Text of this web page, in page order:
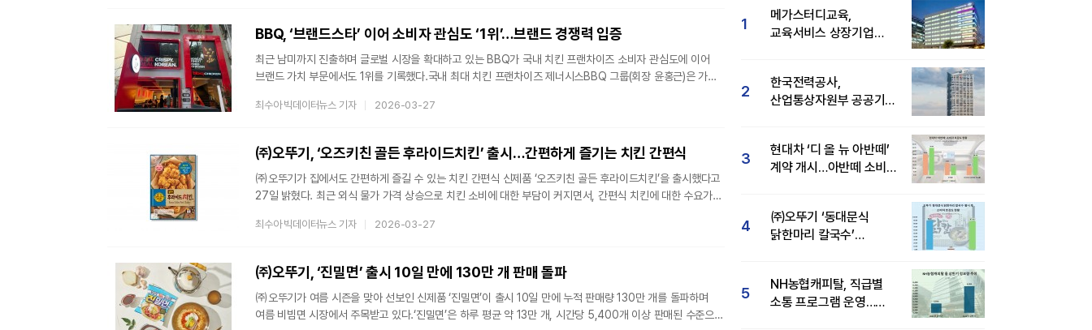
현장에서 즐길 수 있는 프로그램을 강화해 축제의 재미를 더했다.와인과 함께 즐길 수 있는 먹거리 구성도
BBQ, ‘브랜드스타’ 이어 소비자 관심도 ‘1위’…브랜드 경쟁력 입증
최근 남미까지 진출하며 글로벌 시장을 확대하고 있는 BBQ가 국내 치킨 프랜차이즈 소비자 관심도에 이어
브랜드 가치 부문에서도 1위를 기록했다.국내 최대 치킨 프랜차이즈 제너시스BBQ 그룹(회장 윤홍근)은 가치
1위에 선정됐으며, 여론조사기관인 데이터앤리서치가 발표한 국내 주요 치킨 브랜드 가운데 소비자
대한민국 브랜드스타’에서 치킨 프랜차이즈 부문 1위에 선정됐다. 이로써 BBQ는 해당 부문에서 12년 연속
1위를 달
최수아 빅데이터뉴스 기자 2026-03-27
㈜오뚜기, ‘오즈키친 골든 후라이드치킨’ 출시…간편하게 즐기는 치킨 간편식
㈜오뚜기가 집에서도 간편하게 즐길 수 있는 치킨 간편식 신제품 ‘오즈키친 골든 후라이드치킨’을 출시했다고
27일 밝혔다. 최근 외식 물가 가격 상승으로 치킨 소비에 대한 부담이 커지면서, 간편식 치킨에 대한 수요가
‘오즈키친 골든 후라이드치킨’은 물결무늬 튀김옷을 입혀 바삭한 식감을 구현한 것이 특징이다. 바삭하게
풍부한 육즙을 살렸다. 고소한 풍미와 은은한 매콤함을 더해 균형 잡힌 맛을 완성했다. 조리 과정도 간편
최수아 빅데이터뉴스 기자 2026-03-27
㈜오뚜기, ‘진밀면’ 출시 10일 만에 130만 개 판매 돌파
㈜오뚜기가 여름 시즌을 맞아 선보인 신제품 ‘진밀면’이 출시 10일 만에 누적 판매량 130만 개를 돌파하며
여름 비빔면 시장에서 주목받고 있다.‘진밀면’은 하루 평균 약 13만 개, 시간당 5,400개 이상 판매된 수준으로
1
메가스터디교육,
교육서비스 상장기업
2
한국전력공사,
산업통상자원부 공공기관
3
현대차 ‘디 올 뉴 아반떼’
계약 개시…아반떼 소비자
4
㈜오뚜기 ‘동대문식
닭한마리 칼국수’
5
NH농협캐피탈, 직급별
소통 프로그램 운영…